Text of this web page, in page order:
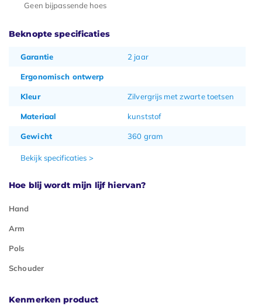
Geen bijpassende hoes
Beknopte specificaties
Garantie 2 jaar
Ergonomisch ontwerp
Kleur Zilvergrijs met zwarte toetsen
Materiaal kunststof
Gewicht 360 gram
Bekijk specificaties >
Hoe blij wordt mijn lijf hiervan?
Hand
Arm
Pols
Schouder
Kenmerken product